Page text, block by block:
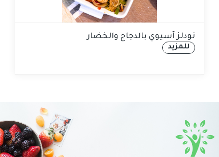
نودلز آسيوي بالدجاج والخضار
للمزيد